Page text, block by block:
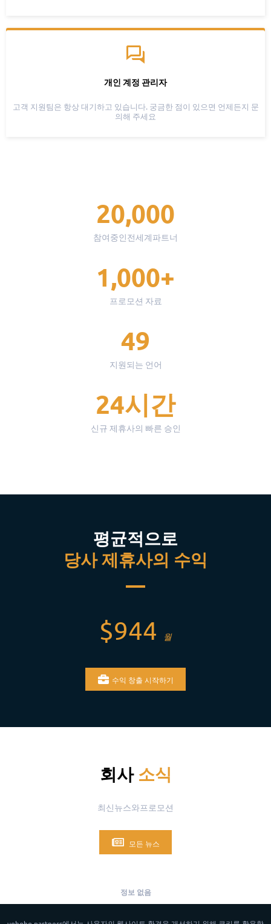
개인 계정 관리자
고객 지원팀은 항상 대기하고 있습니다. 궁금한 점이 있으면 언제든지 문
의해 주세요
20,000
참여중인전세계파트너
1,000+
프로모션 자료
49
지원되는 언어
24시간
신규 제휴사의 빠른 승인
평균적으로
당사 제휴사의 수익
$944 월
수익 창출 시작하기
회사소식
최신뉴스와프로모션
모든 뉴스
정보 없음